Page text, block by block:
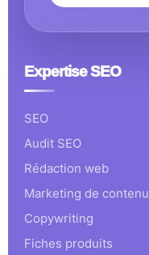
Expertise SEO
SEO
Audit SEO
Rédaction web
Marketing de contenu
Copywriting
Fiches produits